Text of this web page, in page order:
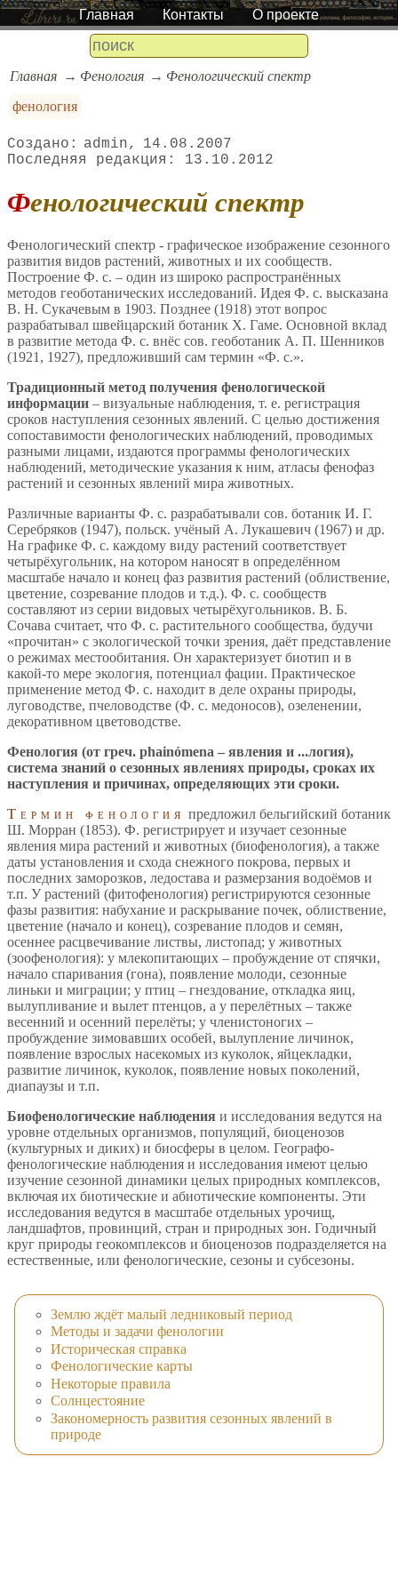
Главная Контакты О проекте
Главная Фенология
Фенологический спектр
фенология
admin
14.08.2007
13.10.2012
Фенологический спектр
Фенологический спектр - графическое изображение сезонного
развития видов растений, животных и их сообществ.
Построение Ф. с. – один из широко распространённых
методов геоботанических исследований. Идея Ф. с. высказана
В. Н. Сукачевым в 1903. Позднее (1918) этот вопрос
разрабатывал швейцарский ботаник Х. Гаме. Основной вклад
в развитие метода Ф. с. внёс сов. геоботаник А. П. Шенников
(1921, 1927), предложивший сам термин «Ф. с.».
Традиционный метод получения фенологической
информации – визуальные наблюдения, т. е. регистрация
сроков наступления сезонных явлений. С целью достижения
сопоставимости фенологических наблюдений, проводимых
разными лицами, издаются программы фенологических
наблюдений, методические указания к ним, атласы фенофаз
растений и сезонных явлений мира животных.
Различные варианты Ф. с. разрабатывали сов. ботаник И. Г.
Серебряков (1947), польск. учёный А. Лукашевич (1967) и др.
На графике Ф. с. каждому виду растений соответствует
четырёхугольник, на котором наносят в определённом
масштабе начало и конец фаз развития растений (облиствение,
цветение, созревание плодов и т.д.). Ф. с. сообществ
составляют из серии видовых четырёхугольников. В. Б.
Сочава считает, что Ф. с. растительного сообщества, будучи
«прочитан» с экологической точки зрения, даёт представление
о режимах местообитания. Он характеризует биотип и в
какой-то мере экология, потенциал фации. Практическое
применение метод Ф. с. находит в деле охраны природы,
луговодстве, пчеловодстве (Ф. с. медоносов), озеленении,
декоративном цветоводстве.
Фенология (от греч. phainómena – явления и ...логия),
система знаний о сезонных явлениях природы, сроках их
наступления и причинах, определяющих эти сроки.
Термин фенология предложил бельгийский ботаник
Ш. Морран (1853). Ф. регистрирует и изучает сезонные
явления мира растений и животных (биофенология), а также
даты установления и схода снежного покрова, первых и
последних заморозков, ледостава и размерзания водоёмов и
т.п. У растений (фитофенология) регистрируются сезонные
фазы развития: набухание и раскрывание почек, облиствение,
цветение (начало и конец), созревание плодов и семян,
осеннее расцвечивание листвы, листопад; у животных
(зоофенология): у млекопитающих – пробуждение от спячки,
начало спаривания (гона), появление молоди, сезонные
линьки и миграции; у птиц – гнездование, откладка яиц,
вылупливание и вылет птенцов, а у перелётных – также
весенний и осенний перелёты; у членистоногих –
пробуждение зимовавших особей, вылупление личинок,
появление взрослых насекомых из куколок, яйцекладки,
развитие личинок, куколок, появление новых поколений,
диапаузы и т.п.
Биофенологические наблюдения и исследования ведутся на
уровне отдельных организмов, популяций, биоценозов
(культурных и диких) и биосферы в целом. Географо-
фенологические наблюдения и исследования имеют целью
изучение сезонной динамики целых природных комплексов,
включая их биотические и абиотические компоненты. Эти
исследования ведутся в масштабе отдельных урочищ,
ландшафтов, провинций, стран и природных зон. Годичный
круг природы геокомплексов и биоценозов подразделяется на
естественные, или фенологические, сезоны и субсезоны.
Землю ждёт малый ледниковый период
Методы и задачи фенологии
Историческая справка
Фенологические карты
Некоторые правила
Солнцестояние
Закономерность развития сезонных явлений в
природе